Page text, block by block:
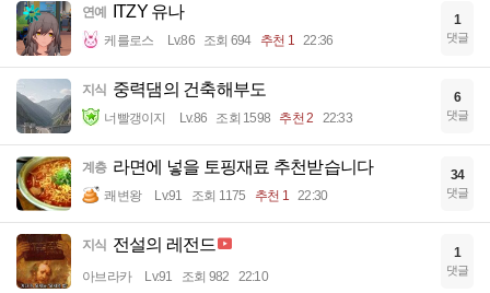
연예 ITZY 유나
케를로스 Lv.86 조회 694 추천 1 22:36
1
댓글
지식 중력댐의 건축해부도
너빨갱이지 Lv.86 조회 1598 추천 2 22:33
6
댓글
계층 라면에 넣을 토핑재료 추천받습니다
쾌변왕 Lv.91 조회 1175 추천 1 22:30
34
댓글
지식 전설의 레전드
아브라카 Lv.91 조회 982 22:10
1
댓글